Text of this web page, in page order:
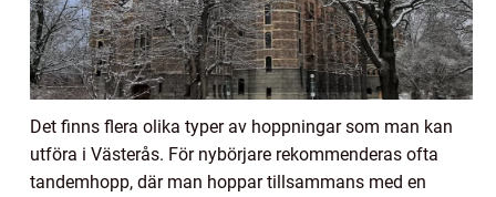
Det finns flera olika typer av hoppningar som man kan
utföra i Västerås. För nybörjare rekommenderas ofta
tandemhopp, där man hoppar tillsammans med en